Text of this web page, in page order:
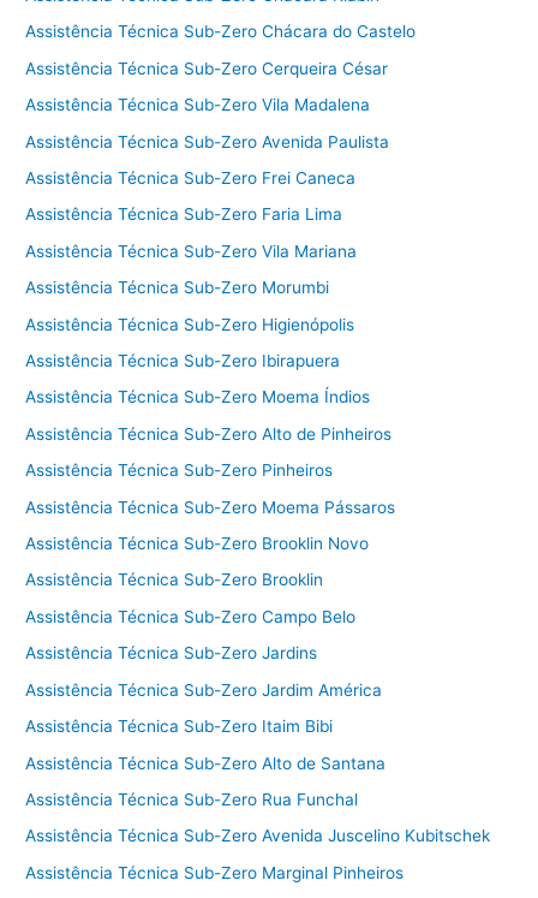
Assistência Técnica Sub-Zero Chácara do Castelo
Assistência Técnica Sub-Zero Cerqueira César
Assistência Técnica Sub-Zero Vila Madalena
Assistência Técnica Sub-Zero Avenida Paulista
Assistência Técnica Sub-Zero Frei Caneca
Assistência Técnica Sub-Zero Faria Lima
Assistência Técnica Sub-Zero Vila Mariana
Assistência Técnica Sub-Zero Morumbi
Assistência Técnica Sub-Zero Higienópolis
Assistência Técnica Sub-Zero Ibirapuera
Assistência Técnica Sub-Zero Moema Índios
Assistência Técnica Sub-Zero Alto de Pinheiros
Assistência Técnica Sub-Zero Pinheiros
Assistência Técnica Sub-Zero Moema Pássaros
Assistência Técnica Sub-Zero Brooklin Novo
Assistência Técnica Sub-Zero Brooklin
Assistência Técnica Sub-Zero Campo Belo
Assistência Técnica Sub-Zero Jardins
Assistência Técnica Sub-Zero Jardim América
Assistência Técnica Sub-Zero Itaim Bibi
Assistência Técnica Sub-Zero Alto de Santana
Assistência Técnica Sub-Zero Rua Funchal
Assistência Técnica Sub-Zero Avenida Juscelino Kubitschek
Assistência Técnica Sub-Zero Marginal Pinheiros